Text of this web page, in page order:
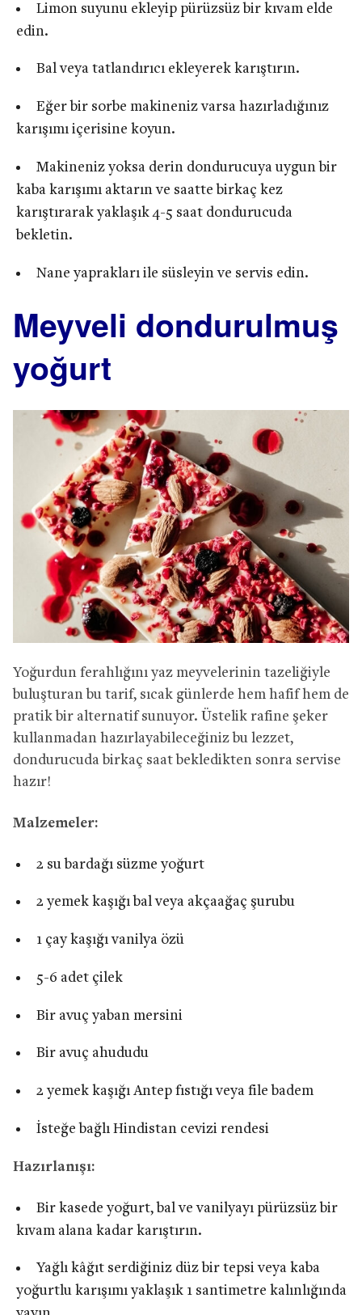
Limon suyunu ekleyip pürüzsüz bir kıvam elde
edin.
Bal veya tatlandırıcı ekleyerek karıştırın.
Eğer bir sorbe makineniz varsa hazırladığınız
karışımı içerisine koyun.
Makineniz yoksa derin dondurucuya uygun bir
kaba karışımı aktarın ve saatte birkaç kez
karıştırarak yaklaşık 4-5 saat dondurucuda
bekletin.
Nane yaprakları ile süsleyin ve servis edin.
Meyveli dondurulmuş
yoğurt
Yoğurdun ferahlığını yaz meyvelerinin tazeliğiyle
buluşturan bu tarif, sıcak günlerde hem hafif hem de
pratik bir alternatif sunuyor. Üstelik rafine şeker
kullanmadan hazırlayabileceğiniz bu lezzet,
dondurucuda birkaç saat bekledikten sonra servise
hazır!
Malzemeler:
2 su bardağı süzme yoğurt
2 yemek kaşığı bal veya akçaağaç şurubu
1 çay kaşığı vanilya özü
5-6 adet çilek
Bir avuç yaban mersini
Bir avuç ahududu
2 yemek kaşığı Antep fıstığı veya file badem
İsteğe bağlı Hindistan cevizi rendesi
Hazırlanışı:
Bir kasede yoğurt, bal ve vanilyayı pürüzsüz bir
kıvam alana kadar karıştırın.
Yağlı kâğıt serdiğiniz düz bir tepsi veya kaba
yoğurtlu karışımı yaklaşık 1 santimetre kalınlığında